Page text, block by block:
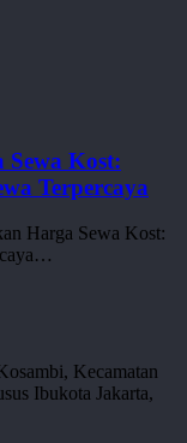
Sewa Kost:
Terpercaya
Harga Sewa Kost:
Kecamatan
Ibukota Jakarta,